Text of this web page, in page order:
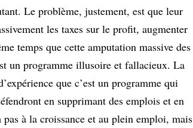
Le problème, justement, est que leur
les taxes sur le profit, augmenter
temps que cette amputation massive des
un programme illusoire et fallacieux. La
que c’est un programme qui
en supprimant des emplois et en
à la croissance et au plein emploi, mais